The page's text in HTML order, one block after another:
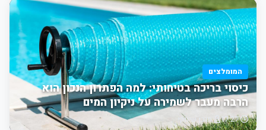
המומלצים
כיסוי בריכה בטיחותי: למה הפתרון הנכון הוא
הרבה מעבר לשמירה על ניקיון המים
17:27 תוכן שיווקי